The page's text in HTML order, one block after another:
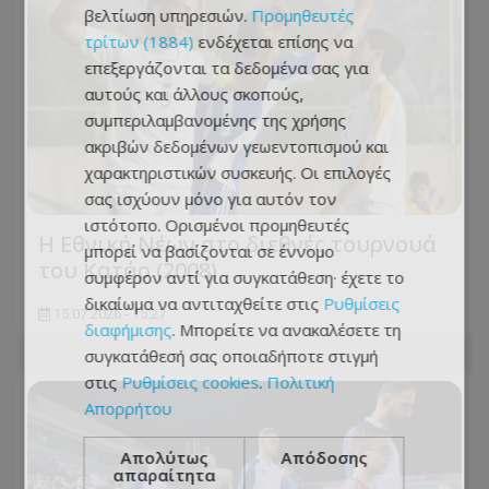
Η Εθνική Νέων στο διεθνές τουρνουά
του Κατάρ (2008)
15.07.2026 - 15:27
βελτίωση υπηρεσιών. Προμηθευτές
τρίτων (1884) ενδέχεται επίσης να
επεξεργάζονται τα δεδομένα σας για
αυτούς και άλλους σκοπούς,
συμπεριλαμβανομένης της χρήσης
ακριβών δεδομένων γεωεντοπισμού και
χαρακτηριστικών συσκευής. Οι επιλογές
σας ισχύουν μόνο για αυτόν τον
ιστότοπο. Ορισμένοι προμηθευτές
μπορεί να βασίζονται σε έννομο
συμφέρον αντί για συγκατάθεση· έχετε το
δικαίωμα να αντιταχθείτε στις Ρυθμίσεις
διαφήμισης. Μπορείτε να ανακαλέσετε τη
συγκατάθεσή σας οποιαδήποτε στιγμή
στιςΡυθμίσεις cookies.Πολιτική
Απορρήτου
Απολύτως
απαραίτητα
Απόδοσης